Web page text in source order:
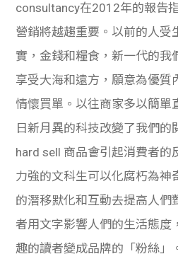
consultancy在2012年的報告
營銷將越趨重要。以前的人受
實，金錢和糧食，新一代的我
享受大海和遠方，願意為優質
情懷買單。以往商家多以簡單
日新月異的科技改變了我們的
hard sell 商品會引起消費者的
力強的文科生可以化腐朽為神
的潛移默化和互動去提高人們
者用文字影響人們的生活態度
趣的讀者變成品牌的「粉絲」